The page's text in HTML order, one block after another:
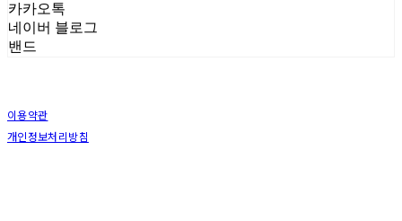
카카오톡
네이버 블로그
밴드
이용약관
개인정보처리방침